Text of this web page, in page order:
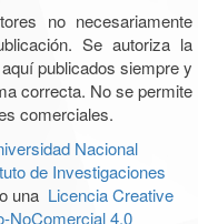
no necesariamente
Se autoriza la
publicados siempre y
correcta. No se permite
comerciales.
Nacional
de Investigaciones
una Licencia Creative
NoComercial 4.0